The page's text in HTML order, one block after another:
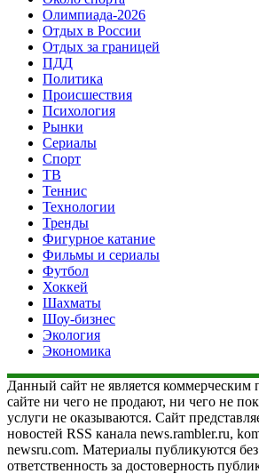
Олимпиада-2026
Отдых в России
Отдых за границей
ПДД
Политика
Происшествия
Психология
Рынки
Сериалы
Спорт
ТВ
Теннис
Технологии
Тренды
Фигурное катание
Фильмы и сериалы
Футбол
Хоккей
Шахматы
Шоу-бизнес
Экология
Экономика
Данный сайт не является коммерческим
сайте ни чего не продают, ни чего не
услуги не оказываются. Сайт
новостей RSS канала news.rambler.ru,
newsru.com. Материалы публикуются
ответственность за достоверность